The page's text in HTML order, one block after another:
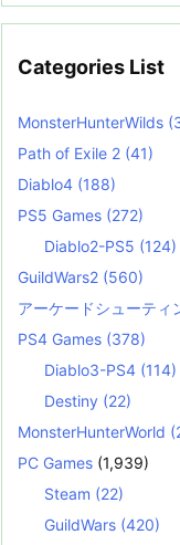
Categories List
MonsterHunterWilds
Path of Exile 2 (41)
Diablo4 (188)
PS5 Games (272)
Diablo2-PS5 (124)
GuildWars2 (560)
アーケードシューティ
PS4 Games (378)
Diablo3-PS4 (114)
Destiny (22)
MonsterHunterWorld
PC Games (1,939)
Steam (22)
GuildWars (420)